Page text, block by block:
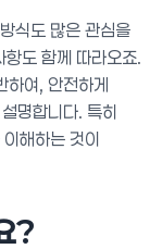
식도 많은 관심을
도 함께 따라오죠.
하여, 안전하게
명합니다. 특히
해하는 것이
?